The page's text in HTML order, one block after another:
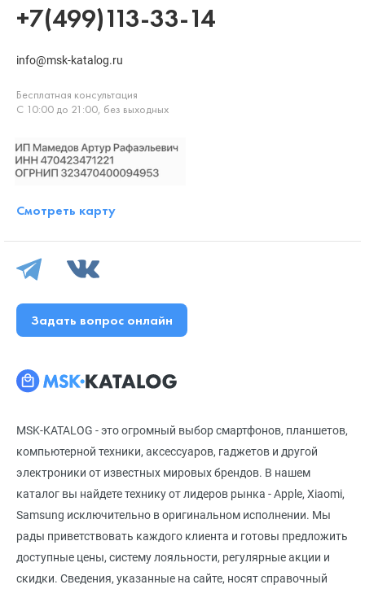
MSK-KATALOG - это огромный выбор смартфонов, планшетов,
компьютерной техники, аксессуаров, гаджетов и другой
электроники от известных мировых брендов. В нашем
каталог вы найдете технику от лидеров рынка - Apple, Xiaomi,
Samsung исключительно в оригинальном исполнении. Мы
рады приветствовать каждого клиента и готовы предложить
доступные цены, систему лояльности, регулярные акции и
скидки. Сведения, указанные на сайте, носят справочный
+7(499)113-33-14
info@msk-katalog.ru
Бесплатная консультация
С 10:00 до 21:00, без выходных
Смотреть карту
Задать вопрос онлайн